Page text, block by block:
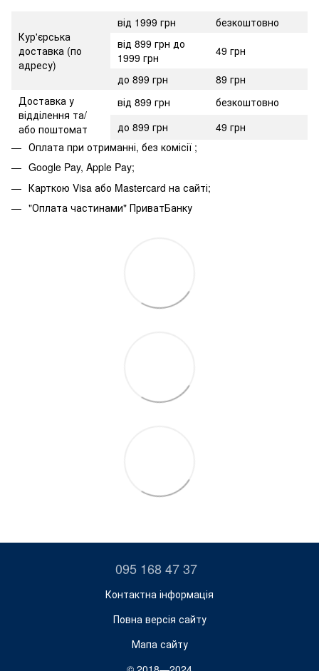
Кур'єрська
доставка (по
адресу)
від 1999 грн
безкоштовно
від 899 грн до
1999 грн
49 грн
до 899 грн
89 грн
Доставка у
відділення та/
або поштомат
від 899 грн
безкоштовно
до 899 грн
49 грн
Оплата при отриманні, без комісії ;
Google Pay, Apple Pay;
Карткою Visa або Mastercard на сайті;
"Оплата частинами" ПриватБанку
095 168 47 37
Контактна інформація
Повна версія сайту
Мапа сайту